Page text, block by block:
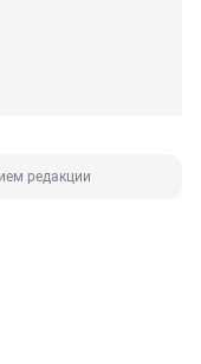
редакции